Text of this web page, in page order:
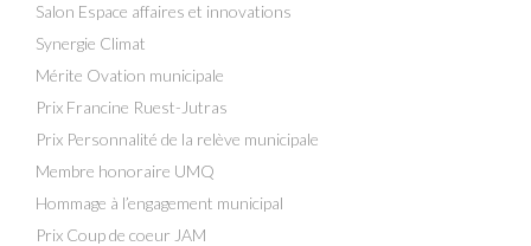
Salon Espace affaires et innovations
Synergie Climat
Mérite Ovation municipale
Prix Francine Ruest-Jutras
Prix Personnalité de la relève municipale
Membre honoraire UMQ
Hommage à l’engagement municipal
Prix Coup de coeur JAM